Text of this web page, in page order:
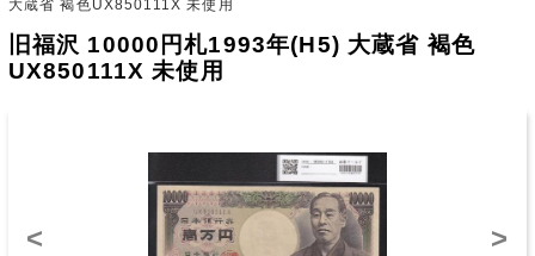
大蔵省 褐色UX850111X 未使用
旧福沢 10000円札1993年(H5) 大蔵省 褐色
UX850111X 未使用
< >